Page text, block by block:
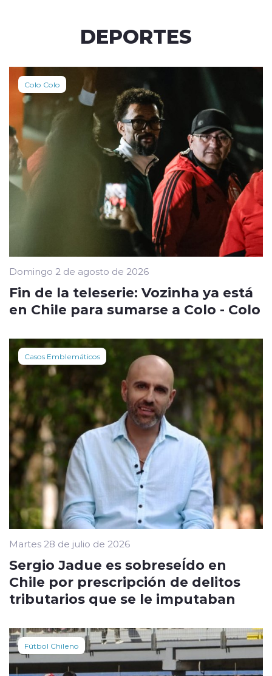
DEPORTES
Colo Colo
Domingo 2 de agosto de 2026
Fin de la teleserie: Vozinha ya está
en Chile para sumarse a Colo - Colo
Casos Emblemáticos
Martes 28 de julio de 2026
Sergio Jadue es sobreseÍdo en
Chile por prescripción de delitos
tributarios que se le imputaban
Fútbol Chileno